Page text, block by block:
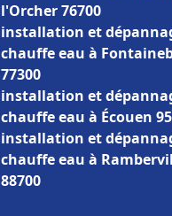
l'Orcher 76700
installation et
chauffe eau à
77300
installation et
chauffe eau à Écouen
installation et
chauffe eau à
88700